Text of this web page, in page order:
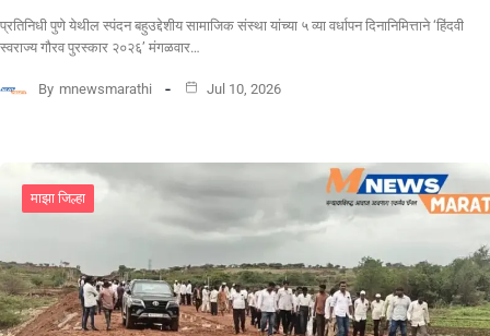
प्रतिनिधी पुणे येथील स्पंदन बहुउद्देशीय सामाजिक संस्था यांच्या ५ व्या वर्धापन दिनानिमित्ताने ‘हिंदवी
स्वराज्य गौरव पुरस्कार २०२६’ मंगळवार…
By mnewsmarathi Jul 10, 2026
माझा जिल्हा